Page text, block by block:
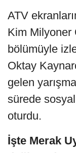
ATV
Kim Milyoner
bölümüyle
Oktay
gelen
sürede
oturdu.
İşte Merak